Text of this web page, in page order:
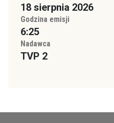
18 sierpnia 2026
Godzina emisji
6:25
Nadawca
TVP 2